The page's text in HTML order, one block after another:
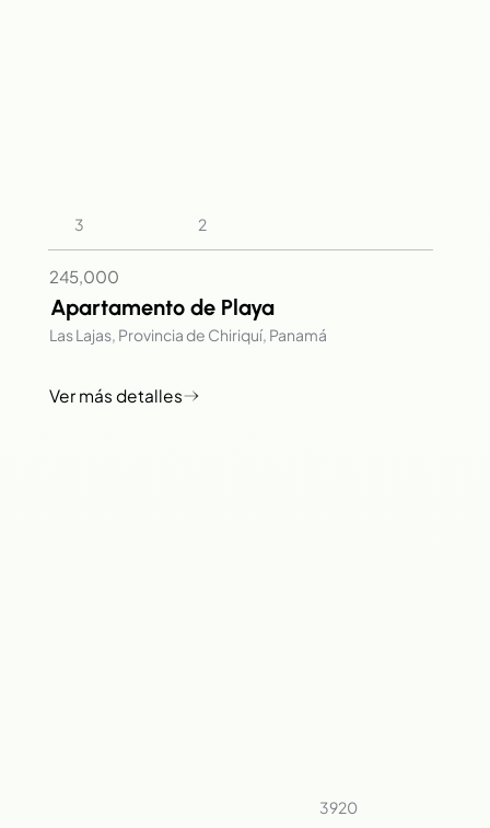
3 2
245,000
Apartamento de Playa
Las Lajas, Provincia de Chiriquí, Panamá
3920